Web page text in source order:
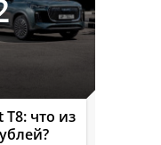
T8: что из